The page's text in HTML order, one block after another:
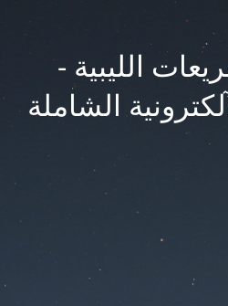
الليبية -
الشاملة